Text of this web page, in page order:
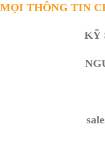
MỌI THÔNG TIN
KỸ